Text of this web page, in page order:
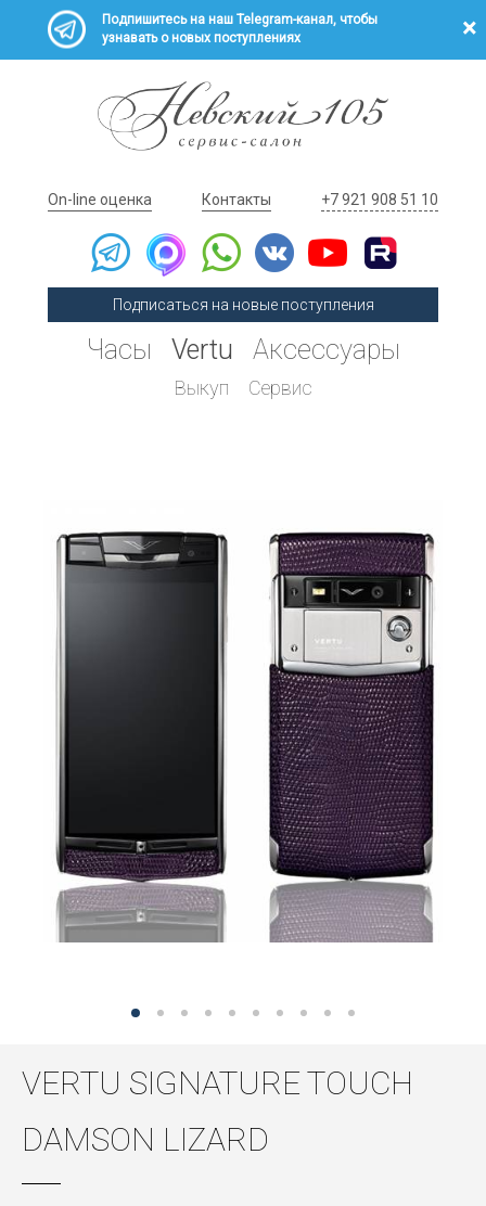
Подпишитесь на наш Telegram-канал, чтобы
узнавать о новых поступлениях
On-line оценка Контакты +7 921 908 51 10
Подписаться на новые поступления
Часы Vertu Аксессуары
Выкуп Сервис
VERTU SIGNATURE TOUCH
DAMSON LIZARD